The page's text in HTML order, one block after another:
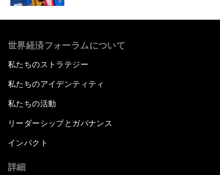
世界経済フォーラムについて
私たちのストラテジー
私たちのアイデンティティ
私たちの活動
リーダーシップとガバナンス
インパクト
詳細